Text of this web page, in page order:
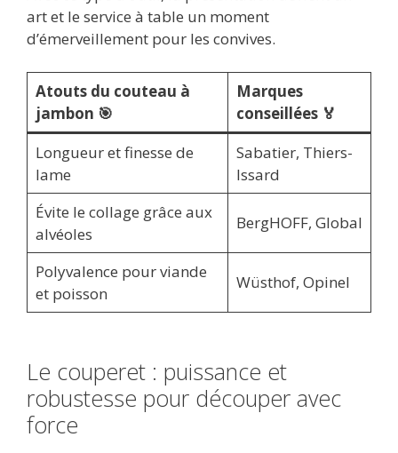
art et le service à table un moment
d’émerveillement pour les convives.
Atouts du couteau à
jambon 🎯
Marques
conseillées 🏅
Longueur et finesse de
lame
Sabatier, Thiers-
Issard
Évite le collage grâce aux
alvéoles
BergHOFF, Global
Polyvalence pour viande
et poisson
Wüsthof, Opinel
Le couperet : puissance et
robustesse pour découper avec
force